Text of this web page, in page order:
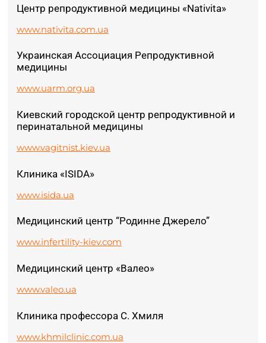
Центр репродуктивной медицины «Nativita»
www.nativita.com.ua
Украинская Ассоциация Репродуктивной
медицины
www.uarm.org.ua
Киевский городской центр репродуктивной и
перинатальной медицины
www.vagitnist.kiev.ua
Клиника «ISIDA»
www.isida.ua
Медицинский центр “Родинне Джерело”
www.infertility-kiev.com
Медицинский центр «Валео»
www.valeo.ua
Клиника профессора С. Хмиля
www.khmilclinic.com.ua